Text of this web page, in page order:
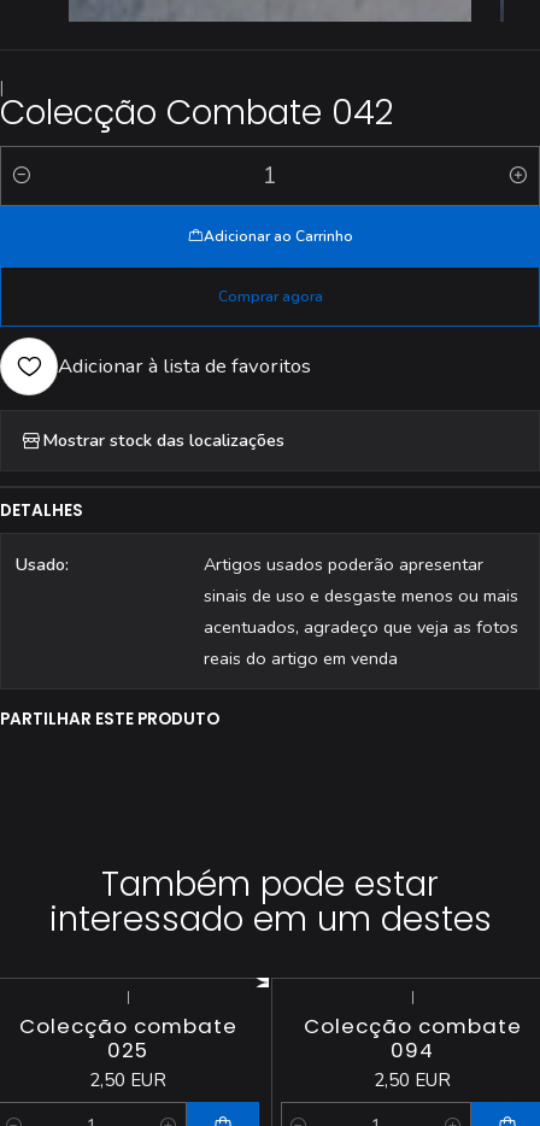
|
Colecção Combate 042
Quantidade
Adicionar ao Carrinho
Comprar agora
Adicionar à lista de favoritos
Mostrar stock das localizações
DETALHES
Usado:
Artigos usados poderão apresentar
sinais de uso e desgaste menos ou mais
acentuados, agradeço que veja as fotos
reais do artigo em venda
PARTILHAR ESTE PRODUTO
Também pode estar
interessado em um destes
|
Colecção combate
025
2,50 EUR
|
Colecção combate
094
2,50 EUR